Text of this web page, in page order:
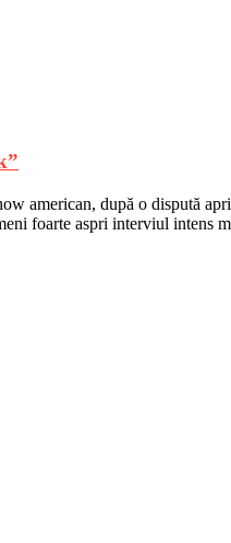
american, după o dispută
foarte aspri interviul